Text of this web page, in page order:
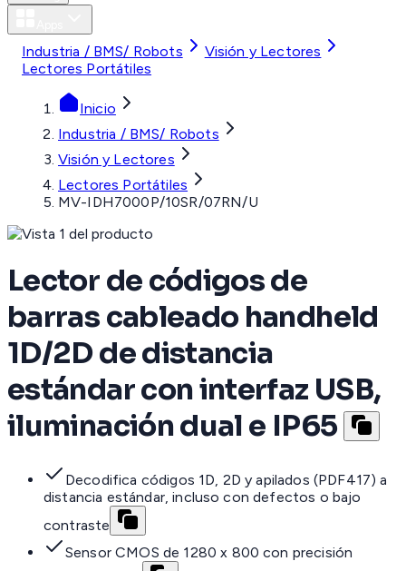
Industria / BMS/ Robots
Visión y Lectores
Lectores Portátiles
Inicio
Industria / BMS/ Robots
Visión y Lectores
Lectores Portátiles
MV-IDH7000P/10SR/07RN/U
Lector de códigos de
barras cableado handheld
1D/2D de distancia
estándar con interfaz USB,
iluminación dual e IP65
Decodifica códigos 1D, 2D y apilados (PDF417) a
distancia estándar, incluso con defectos o bajo
contraste
Sensor CMOS de 1280 x 800 con precisión